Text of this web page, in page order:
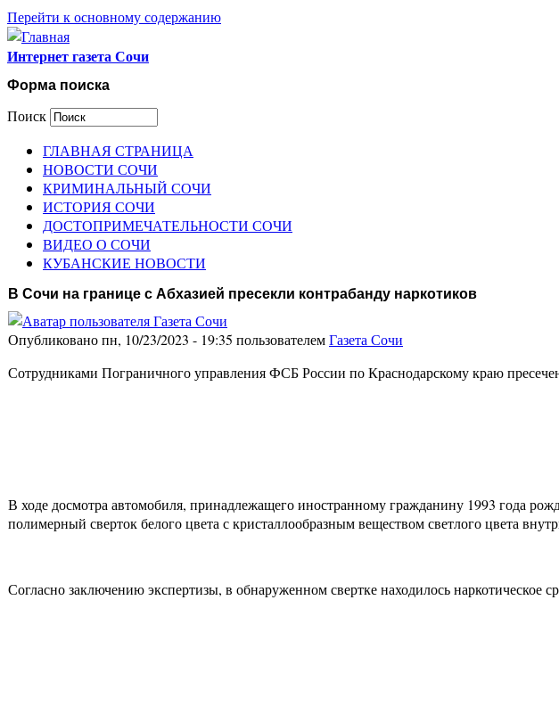
Перейти к основному содержанию
Интернет газета Сочи
Форма поиска
Поиск
ГЛАВНАЯ СТРАНИЦА
НОВОСТИ СОЧИ
КРИМИНАЛЬНЫЙ СОЧИ
ИСТОРИЯ СОЧИ
ДОСТОПРИМЕЧАТЕЛЬНОСТИ СОЧИ
ВИДЕО О СОЧИ
КУБАНСКИЕ НОВОСТИ
В Сочи на границе с Абхазией пресекли контрабанду наркотиков
Опубликовано пн, 10/23/2023 - 19:35 пользователемГазета Сочи
Сотрудниками Пограничного управления ФСБ России по Краснодарскому краю
В ходе досмотра автомобиля, принадлежащего иностранному гражданину 1993 года
полимерный сверток белого цвета с кристаллообразным веществом светлого цвета
Согласно заключению экспертизы, в обнаруженном свертке находилось наркотическое